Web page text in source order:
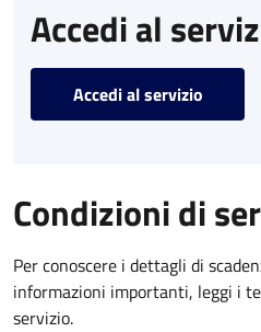
Accedi al
Accedi al servizio
Condizioni di
Per conoscere i dettagli di
informazioni importanti, leggi i
servizio.